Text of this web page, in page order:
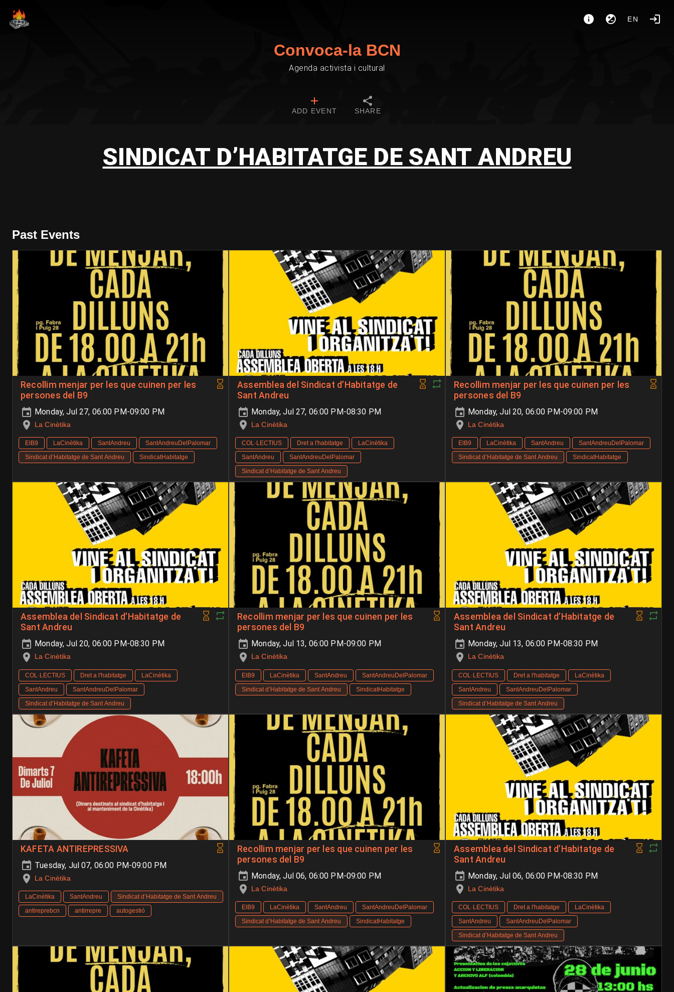
EN
Convoca-la BCN
Agenda activista i cultural
ADD EVENT SHARE
SINDICAT D’HABITATGE DE SANT ANDREU
Past Events
Recollim menjar per les que cuinen per les
persones del B9
Monday, Jul 27, 06:00 PM-09:00 PM
La Cinètika
ElB9 LaCinètika SantAndreu
SantAndreuDelPalomar
Sindicat d’Habitatge de Sant Andreu
SindicatHabitatge
Assemblea del Sindicat d’Habitatge de
Sant Andreu
Monday, Jul 27, 06:00 PM-08:30 PM
La Cinètika
COL·LECTIUS Dret a l'habitatge
LaCinètika
SantAndreu
SantAndreuDelPalomar
Sindicat d’Habitatge de Sant Andreu
Recollim menjar per les que cuinen per les
persones del B9
Monday, Jul 20, 06:00 PM-09:00 PM
La Cinètika
ElB9 LaCinètika SantAndreu
SantAndreuDelPalomar
Sindicat d’Habitatge de Sant Andreu
SindicatHabitatge
Assemblea del Sindicat d’Habitatge de
Sant Andreu
Monday, Jul 20, 06:00 PM-08:30 PM
La Cinètika
COL·LECTIUS Dret a l'habitatge
LaCinètika
SantAndreu
SantAndreuDelPalomar
Sindicat d’Habitatge de Sant Andreu
Recollim menjar per les que cuinen per les
persones del B9
Monday, Jul 13, 06:00 PM-09:00 PM
La Cinètika
ElB9 LaCinètika SantAndreu
SantAndreuDelPalomar
Sindicat d’Habitatge de Sant Andreu
SindicatHabitatge
Assemblea del Sindicat d’Habitatge de
Sant Andreu
Monday, Jul 13, 06:00 PM-08:30 PM
La Cinètika
COL·LECTIUS Dret a l'habitatge
LaCinètika
SantAndreu
SantAndreuDelPalomar
Sindicat d’Habitatge de Sant Andreu
KAFETA ANTIREPRESSIVA
Tuesday, Jul 07, 06:00 PM-09:00 PM
La Cinètika
LaCinètika SantAndreu
Sindicat d’Habitatge de Sant Andreu
antireprebcn
antirrepre autogestió
Recollim menjar per les que cuinen per les
persones del B9
Monday, Jul 06, 06:00 PM-09:00 PM
La Cinètika
ElB9 LaCinètika SantAndreu
SantAndreuDelPalomar
Sindicat d’Habitatge de Sant Andreu
SindicatHabitatge
Assemblea del Sindicat d’Habitatge de
Sant Andreu
Monday, Jul 06, 06:00 PM-08:30 PM
La Cinètika
COL·LECTIUS Dret a l'habitatge
LaCinètika
SantAndreu
SantAndreuDelPalomar
Sindicat d’Habitatge de Sant Andreu